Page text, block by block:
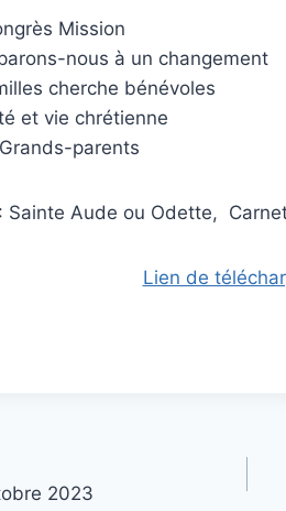
Mission
nous à un changement
cherche bénévoles
et vie chrétienne
parents
Sainte Aude ou Odette,
Lien de
2023